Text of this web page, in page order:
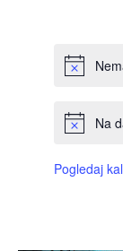
Na
Pogledaj